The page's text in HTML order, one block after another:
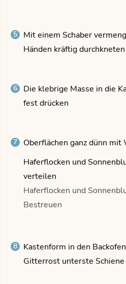
Mit einem Schaber
Händen kräftig durchkneten
Die klebrige Masse in die
fest drücken
Oberflächen ganz dünn mit
Haferflocken und
verteilen
Haferflocken und
Bestreuen
Kastenform in den
Gitterrost unterste Schiene